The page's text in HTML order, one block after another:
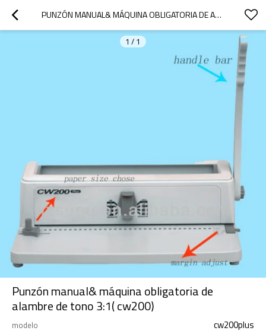
PUNZÓN MANUAL& MÁQUINA OBLIGATORIA DE ALAMBRE DE TONO 3:1( CW200)
1 / 1
Punzón manual& máquina obligatoria de
alambre de tono 3:1( cw200)
modelo cw200plus